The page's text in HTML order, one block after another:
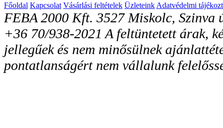
Főoldal Kapcsolat Vásárlási feltételek Üzleteink Adatvédelmi
FEBA 2000 Kft. 3527 Miskolc,
+36 70/938-2021 A feltüntetett árak,
jellegűek és nem minősülnek
pontatlanságért nem vállalunk